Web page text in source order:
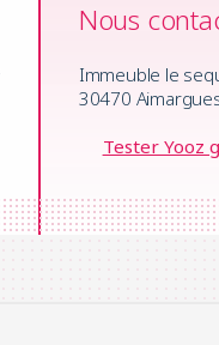
Nous
Immeuble le
30470
Tester Yooz